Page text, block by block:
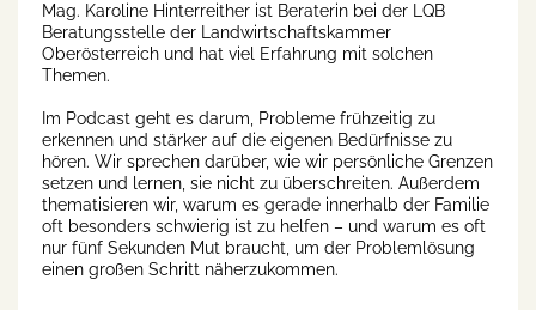
Mag. Karoline Hinterreither ist Beraterin bei der LQB
Beratungsstelle der Landwirtschaftskammer
Oberösterreich und hat viel Erfahrung mit solchen
Themen.
Im Podcast geht es darum, Probleme frühzeitig zu
erkennen und stärker auf die eigenen Bedürfnisse zu
hören. Wir sprechen darüber, wie wir persönliche Grenzen
setzen und lernen, sie nicht zu überschreiten. Außerdem
thematisieren wir, warum es gerade innerhalb der Familie
oft besonders schwierig ist zu helfen – und warum es oft
nur fünf Sekunden Mut braucht, um der Problemlösung
einen großen Schritt näherzukommen.